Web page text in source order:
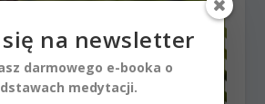
się na newsletter
darmowego e-booka o
medytacji.